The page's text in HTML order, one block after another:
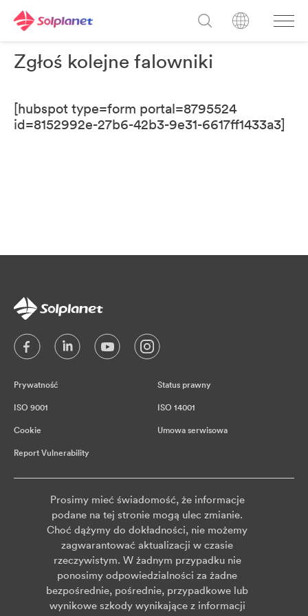
Zgłoś kolejne falowniki
[hubspot type=form portal=8795524
id=8152992e-27b6-42b3-9e31-6617ff1433a3]
Prywatność Status prawny
ISO 9001 ISO 14001
Cookie Umowa serwisowa
Report Vulnerability
Prosimy mieć świadomość, że informacje
podane na tej stronie mogą ulec zmianie.
Choć dążymy do dokładności, nie możemy
zagwarantować aktualizacji w czasie
rzeczywistym. W żadnym przypadku nie
ponosimy odpowiedzialności za żadne
bezpośrednie, pośrednie, przypadkowe lub
wynikowe szkody wynikające z informacji